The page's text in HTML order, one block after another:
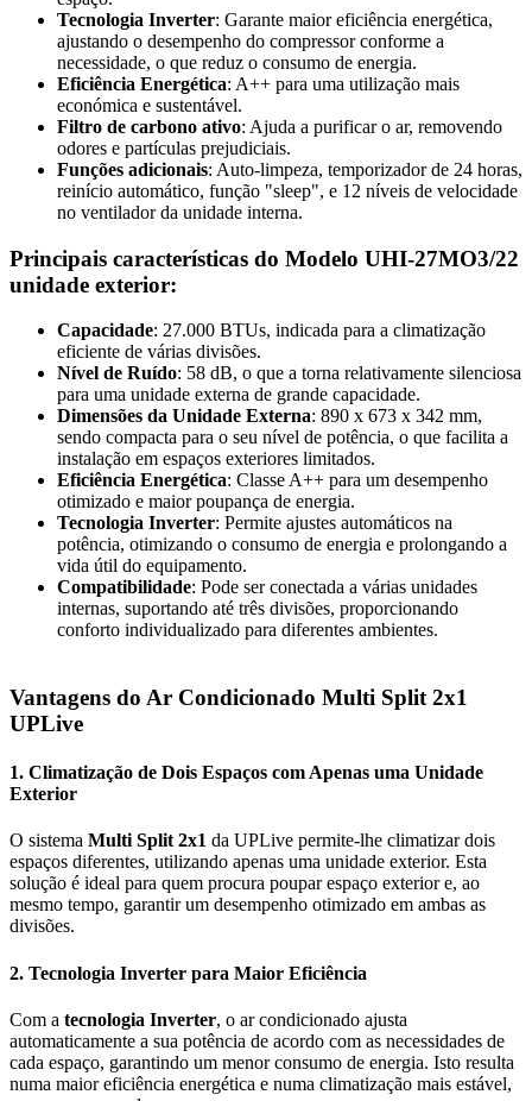
Tecnologia Inverter: Garante maior eficiência energética,
ajustando o desempenho do compressor conforme a
necessidade, o que reduz o consumo de energia.
Eficiência Energética: A++ para uma utilização mais
económica e sustentável.
Filtro de carbono ativo: Ajuda a purificar o ar, removendo
odores e partículas prejudiciais.
Funções adicionais: Auto-limpeza, temporizador de 24 horas,
reinício automático, função "sleep", e 12 níveis de velocidade
no ventilador da unidade interna.
Principais características do Modelo UHI-27MO3/22
unidade exterior:
Capacidade: 27.000 BTUs, indicada para a climatização
eficiente de várias divisões.
Nível de Ruído: 58 dB, o que a torna relativamente silenciosa
para uma unidade externa de grande capacidade.
Dimensões da Unidade Externa: 890 x 673 x 342 mm,
sendo compacta para o seu nível de potência, o que facilita a
instalação em espaços exteriores limitados.
Eficiência Energética: Classe A++ para um desempenho
otimizado e maior poupança de energia.
Tecnologia Inverter: Permite ajustes automáticos na
potência, otimizando o consumo de energia e prolongando a
vida útil do equipamento.
Compatibilidade: Pode ser conectada a várias unidades
internas, suportando até três divisões, proporcionando
conforto individualizado para diferentes ambientes.
Vantagens do Ar Condicionado Multi Split 2x1
UPLive
1. Climatização de Dois Espaços com Apenas uma Unidade
Exterior
O sistema Multi Split 2x1 da UPLive permite-lhe climatizar dois
espaços diferentes, utilizando apenas uma unidade exterior. Esta
solução é ideal para quem procura poupar espaço exterior e, ao
mesmo tempo, garantir um desempenho otimizado em ambas as
divisões.
2. Tecnologia Inverter para Maior Eficiência
Com a tecnologia Inverter, o ar condicionado ajusta
automaticamente a sua potência de acordo com as necessidades de
cada espaço, garantindo um menor consumo de energia. Isto resulta
numa maior eficiência energética e numa climatização mais estável,